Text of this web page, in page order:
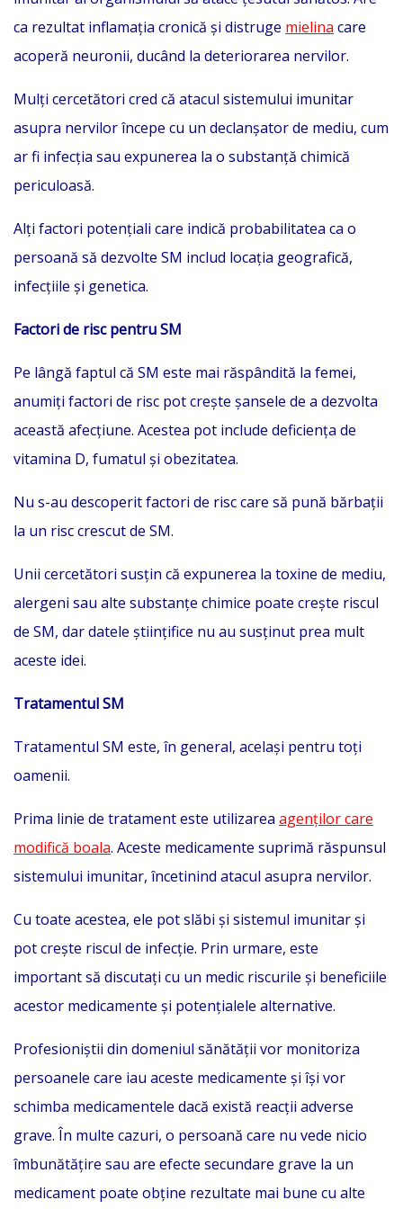
ca rezultat inflamația cronică și distruge mielina care
acoperă neuronii, ducând la deteriorarea nervilor.
Mulți cercetători cred că atacul sistemului imunitar
asupra nervilor începe cu un declanșator de mediu, cum
ar fi infecția sau expunerea la o substanță chimică
periculoasă.
Alți factori potențiali care indică probabilitatea ca o
persoană să dezvolte SM includ locația geografică,
infecțiile și genetica.
Factori de risc pentru SM
Pe lângă faptul că SM este mai răspândită la femei,
anumiți factori de risc pot crește șansele de a dezvolta
această afecțiune. Acestea pot include deficiența de
vitamina D, fumatul și obezitatea.
Nu s-au descoperit factori de risc care să pună bărbații
la un risc crescut de SM.
Unii cercetători susțin că expunerea la toxine de mediu,
alergeni sau alte substanțe chimice poate crește riscul
de SM, dar datele științifice nu au susținut prea mult
aceste idei.
Tratamentul SM
Tratamentul SM este, în general, același pentru toți
oamenii.
Prima linie de tratament este utilizarea agenților care
modifică boala. Aceste medicamente suprimă răspunsul
sistemului imunitar, încetinind atacul asupra nervilor.
Cu toate acestea, ele pot slăbi și sistemul imunitar și
pot crește riscul de infecție. Prin urmare, este
important să discutați cu un medic riscurile și beneficiile
acestor medicamente și potențialele alternative.
Profesioniștii din domeniul sănătății vor monitoriza
persoanele care iau aceste medicamente și își vor
schimba medicamentele dacă există reacții adverse
grave. În multe cazuri, o persoană care nu vede nicio
îmbunătățire sau are efecte secundare grave la un
medicament poate obține rezultate mai bune cu alte